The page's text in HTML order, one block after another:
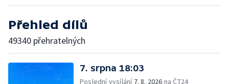
Přehled dílů
49340 přehratelných
7. srpna 18:03
Poslední vysílání 7. 8. 2026 na ČT24